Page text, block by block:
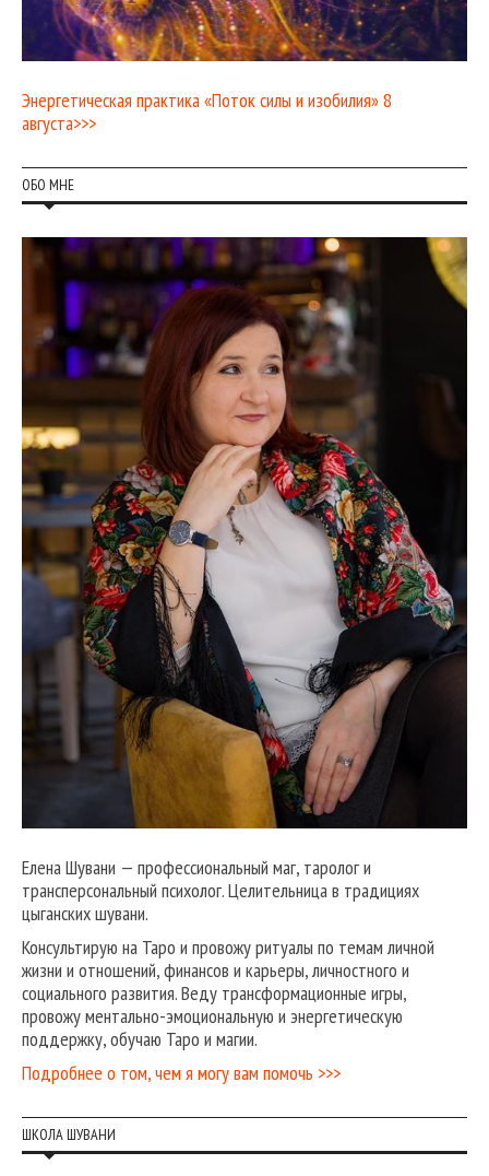
Энергетическая практика «Поток силы и изобилия» 8
августа>>>
ОБО МНЕ
Елена Шувани — профессиональный маг, таролог и
трансперсональный психолог. Целительница в традициях
цыганских шувани.
Консультирую на Таро и провожу ритуалы по темам личной
жизни и отношений, финансов и карьеры, личностного и
социального развития. Веду трансформационные игры,
провожу ментально-эмоциональную и энергетическую
поддержку, обучаю Таро и магии.
Подробнее о том, чем я могу вам помочь >>>
ШКОЛА ШУВАНИ